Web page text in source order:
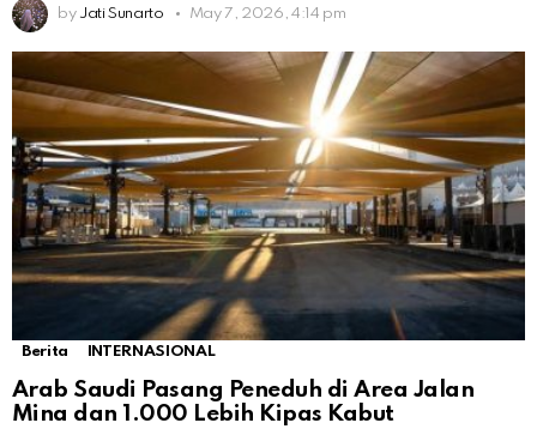
by Jati Sunarto May 7, 2026, 4:14 pm
Berita INTERNASIONAL
Arab Saudi Pasang Peneduh di Area Jalan
Mina dan 1.000 Lebih Kipas Kabut